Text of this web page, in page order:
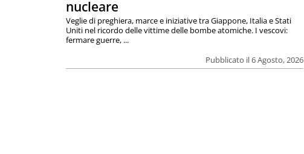
nucleare
Pubblicato il 6 Agosto, 2026
Veglie di preghiera, marce e iniziative tra Giappone, Italia e Stati
Uniti nel ricordo delle vittime delle bombe atomiche. I vescovi:
fermare guerre, ...